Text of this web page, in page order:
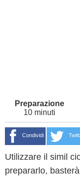
10 minuti
Condividi
Utilizzare il simil
prepararlo,